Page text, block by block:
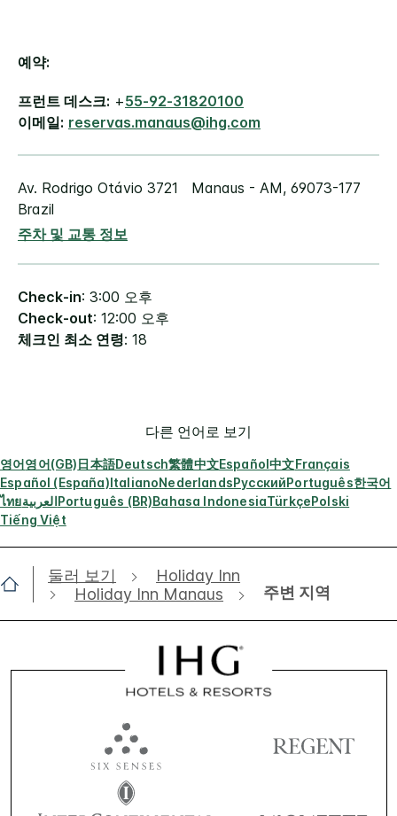
예약:
프런트 데스크: +55-92-31820100
이메일: reservas.manaus@ihg.com
Av. Rodrigo Otávio 3721 Manaus - AM, 69073-177
Brazil
주차 및 교통 정보
Check-in: 3:00 오후
Check-out: 12:00 오후
체크인 최소 연령: 18
다른 언어로 보기
영어영어(GB)日本語Deutsch繁體中文Español中文Français
Español (España)ItalianoNederlandsРусскийPortuguês한국어
ไทยالعربيةPortuguês (BR)Bahasa IndonesiaTürkçePolski
Tiếng Việt
둘러 보기
Holiday Inn
Holiday Inn Manaus
주변 지역